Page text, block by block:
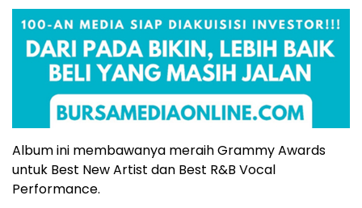
Album ini membawanya meraih Grammy Awards
untuk Best New Artist dan Best R&B Vocal
Performance.